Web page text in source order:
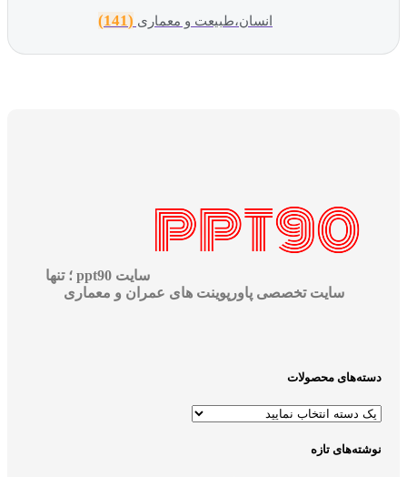
انسان،طبیعت و معماری (141)
سایت ppt90 ؛ تنها
سایت تخصصی پاورپوینت های عمران و معماری
دسته‌های محصولات
نوشته‌های تازه